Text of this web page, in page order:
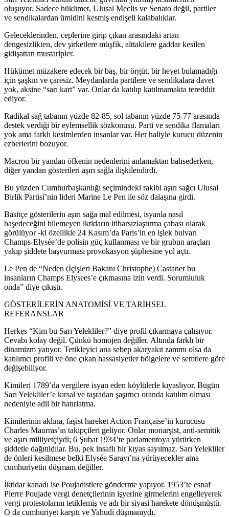
oluşuyor. Sadece hükümet, Ulusal Meclis ve Senato değil, partiler
ve sendikalardan ümidini kesmiş endişeli kalabalıklar.
Geleceklerinden, ceplerine girip çıkan arasındaki artan
dengesizlikten, dev şirketlere müşfik, alttakilere gaddar kesilen
gidişattan mustaripler.
Hükümet müzakere edecek bir baş, bir örgüt, bir heyet bulamadığı
için şaşkın ve çaresiz. Meydanlarda partilere ve sendikalara davet
yok, aksine “sarı kart” var. Onlar da katılıp katılmamakta tereddüt
ediyor.
Radikal sağ tabanın yüzde 82-85, sol tabanın yüzde 75-77 arasında
destek verdiği bir eylemsellik sözkonusu. Parti ve sendika flamaları
yok ama farklı kesimlerden insanlar var. Her haliyle kurucu düzenin
ezberlerini bozuyor.
Macron bir yandan öfkenin nedenlerini anlamaktan bahsederken,
diğer yandan gösterileri aşırı sağla ilişkilendirdi.
Bu yüzden Cumhurbaşkanlığı seçimindeki rakibi aşırı sağcı Ulusal
Birlik Partisi’nin lideri Marine Le Pen ile söz dalaşına girdi.
Basitçe gösterilerin aşırı sağa mal edilmesi, isyanla nasıl
başedeceğini bilemeyen iktidarın itibarsızlaştırma çabası olarak
görülüyor -ki özellikle 24 Kasım’da Paris’in en işlek bulvarı
Champs-Elysée’de polisin güç kullanması ve bir grubun araçları
yakıp şiddete başvurması provokasyon şüphesine yol açtı.
Le Pen de “Neden (İçişleri Bakanı Christophe) Castaner bu
insanların Champs Elysees’e çıkmasına izin verdi. Sorumluluk
onda” diye çıkıştı.
GÖSTERİLERİN ANATOMİSİ VE TARİHSEL
REFERANSLAR
Herkes “Kim bu Sarı Yelekliler?” diye profil çıkarmaya çalışıyor.
Cevabı kolay değil. Çünkü homojen değiller. Altında farklı bir
dinamizm yatıyor. Tetikleyici ana sebep akaryakıt zammı olsa da
katılımcı profili ve öne çıkan hassasiyetler bölgelere ve semtlere göre
değişebiliyor.
Kimileri 1789’da vergilere isyan eden köylülerle kıyaslıyor. Bugün
Sarı Yelekliler’e kırsal ve taşradan şaşırtıcı oranda katılım olması
nedeniyle adil bir hatırlatma.
Kimilerinin aklına, faşist hareket Action Française’in kurucusu
Charles Maurras’ın takipçileri geliyor. Onlar monarşist, anti-semitik
ve aşırı milliyetçiydi; 6 Şubat 1934’te parlamentoya yürürken
şiddetle dağıtıldılar. Bu, pek insaflı bir kıyas sayılmaz. Sarı Yelekliler
de önleri kesilmese belki Elysée Sarayı’na yürüyecekler ama
cumhuriyetin düşmanı değiller.
İktidar kanadı ise Poujadistlere gönderme yapıyor. 1953’te esnaf
Pierre Poujade vergi denetçilerinin işyerine girmelerini engelleyerek
vergi protestolarını tetiklemiş ve adı bir siyasi harekete dönüşmüştü.
O da cumhuriyet karşıtı ve Yahudi düşmanıydı.